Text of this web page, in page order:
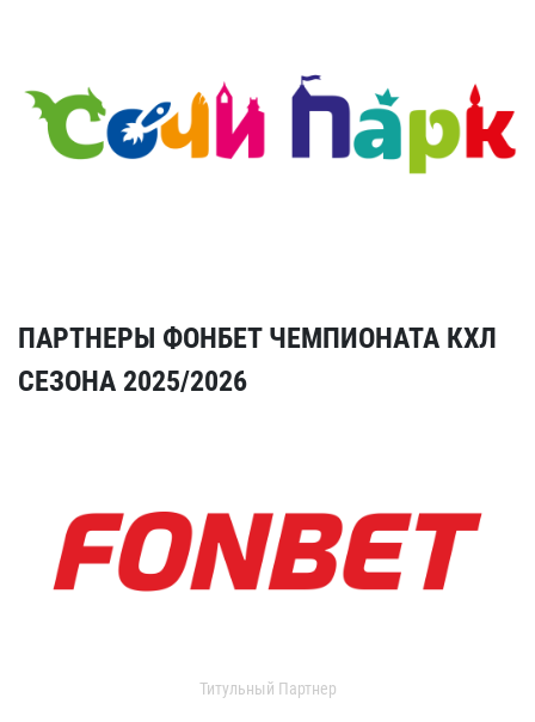
ПАРТНЕРЫ ФОНБЕТ ЧЕМПИОНАТА КХЛ
СЕЗОНА 2025/2026
Титульный Партнер